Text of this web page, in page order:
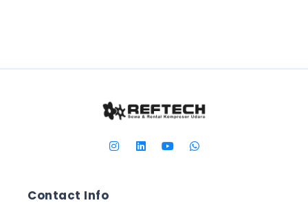
Contact Info